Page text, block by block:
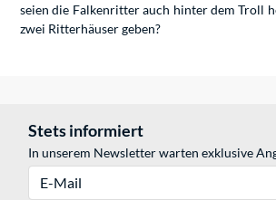
seien die Falkenritter auch hinter dem Troll
zwei Ritterhäuser geben?
Stets informiert
In unserem Newsletter warten exklusive